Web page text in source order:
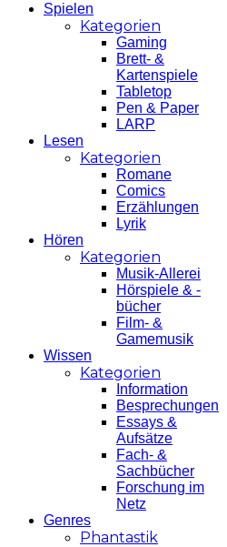
Spielen
Kategorien
Gaming
Brett- &
Kartenspiele
Tabletop
Pen & Paper
LARP
Lesen
Kategorien
Romane
Comics
Erzählungen
Lyrik
Hören
Kategorien
Musik-Allerei
Hörspiele & -
bücher
Film- &
Gamemusik
Wissen
Kategorien
Information
Besprechungen
Essays &
Aufsätze
Fach- &
Sachbücher
Forschung im
Netz
Genres
Phantastik